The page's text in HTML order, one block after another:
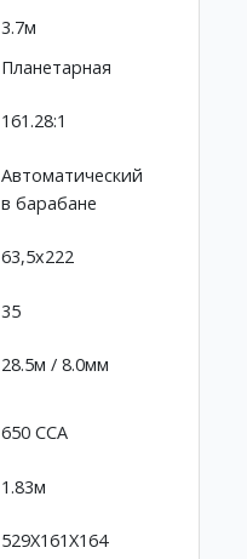
3.7м
Планетарная
161.28:1
Автоматический
в барабане
63,5x222
35
28.5м / 8.0мм
650 CCA
1.83м
529X161X164